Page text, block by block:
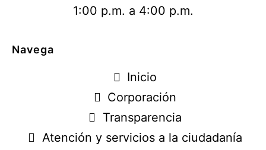
1:00 p.m. a 4:00 p.m.
Navega
Inicio
Corporación
Transparencia
Atención y servicios a la ciudadanía